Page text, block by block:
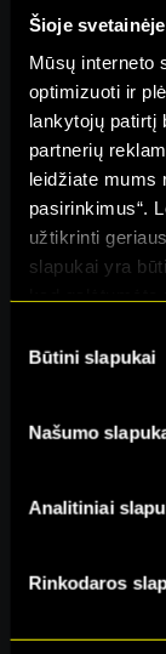
Šioje
Mūsų interneto
optimizuoti ir
lankytojų patirtį
partnerių
leidžiate mums
pasirinkimus“.
užtikrinti
slapukai yra
galite rasti
Selection
Būtini slapukai
Našumo
Analitiniai
Rinkodaros
kaip jas
susijusios
Ktistina V.
★★★★★
Labai
Patvirtintas
★
Agnė J.